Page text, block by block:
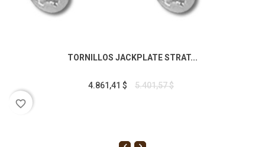
TORNILLOS JACKPLATE STRAT...
4.861,41 $ 5.401,57 $
favorite_border